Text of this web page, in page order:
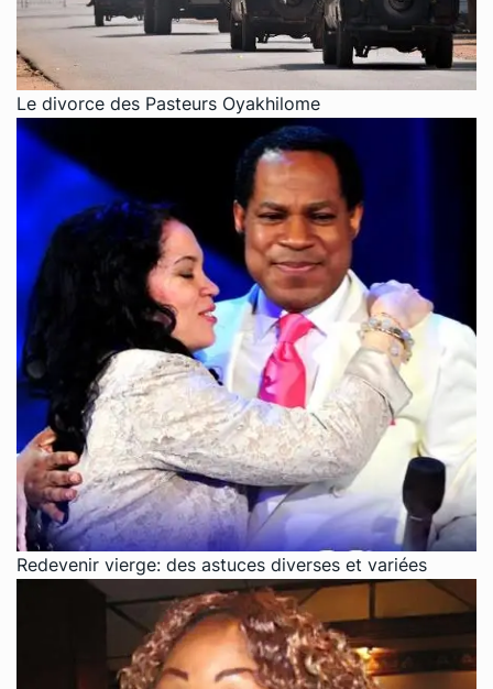
Le divorce des Pasteurs Oyakhilome
Redevenir vierge: des astuces diverses et variées